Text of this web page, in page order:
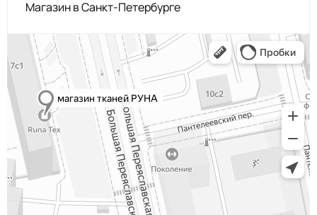
Магазин в Санкт-Петербурге